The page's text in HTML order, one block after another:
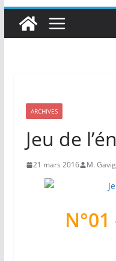
ARCHIVES
Jeu de
21 mars 2016 M.